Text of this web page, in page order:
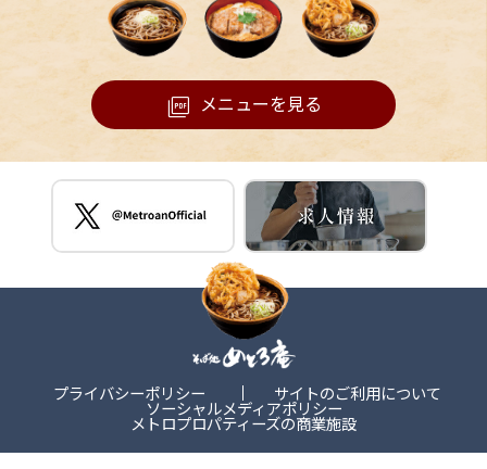
メニューを見る
プライバシーポリシー サイトのご利用について
ソーシャルメディアポリシー
メトロプロパティーズの商業施設